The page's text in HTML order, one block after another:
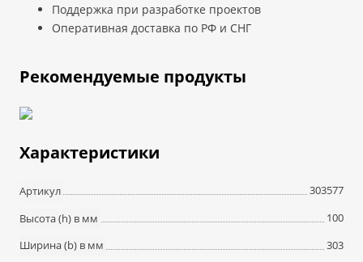
Поддержка при разработке проектов
Оперативная доставка по РФ и СНГ
Рекомендуемые продукты
Характеристики
Артикул
303577
Высота (h) в мм
100
Ширина (b) в мм
303